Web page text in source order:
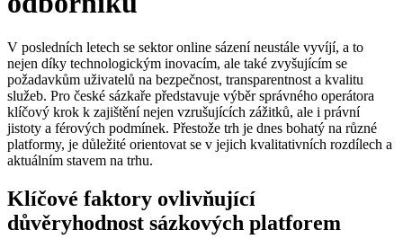
V posledních letech se sektor online sázení neustále vyvíjí, a to
nejen díky technologickým inovacím, ale také zvyšujícím se
požadavkům uživatelů na bezpečnost, transparentnost a kvalitu
služeb. Pro české sázkaře představuje výběr správného operátora
klíčový krok k zajištění nejen vzrušujících zážitků, ale i právní
jistoty a férových podmínek. Přestože trh je dnes bohatý na různé
platformy, je důležité orientovat se v jejich kvalitativních rozdílech a
aktuálním stavem na trhu.
Klíčové faktory ovlivňující
důvěryhodnost sázkových platforem